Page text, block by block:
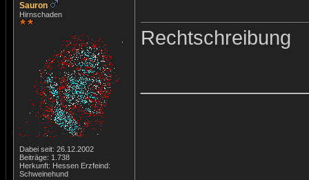
Sauron
Hirnschaden
Dabei seit: 26.12.2002
Beiträge: 1.738
Herkunft: Hessen Erzfeind:
Schweinehund
Rechtschreibung